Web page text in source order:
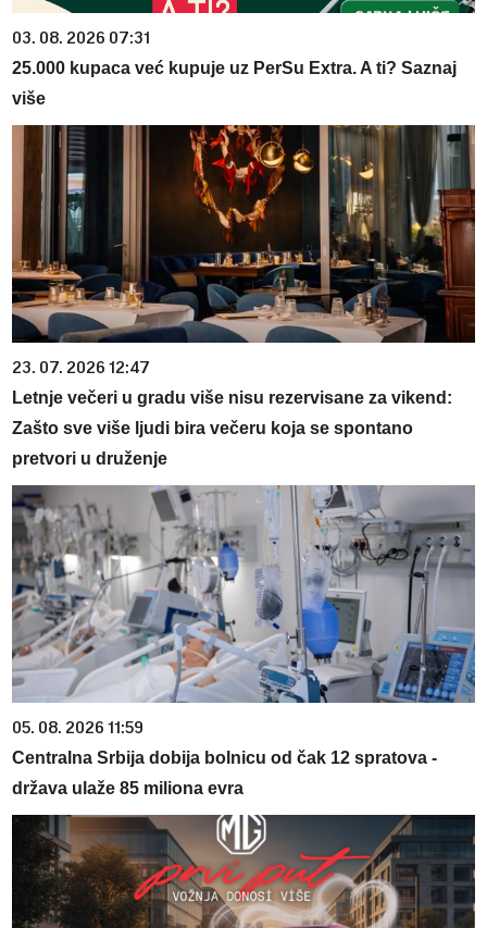
03. 08. 2026 07:31
25.000 kupaca već kupuje uz PerSu Extra. A ti? Saznaj
više
23. 07. 2026 12:47
Letnje večeri u gradu više nisu rezervisane za vikend:
Zašto sve više ljudi bira večeru koja se spontano
pretvori u druženje
05. 08. 2026 11:59
Centralna Srbija dobija bolnicu od čak 12 spratova -
država ulaže 85 miliona evra